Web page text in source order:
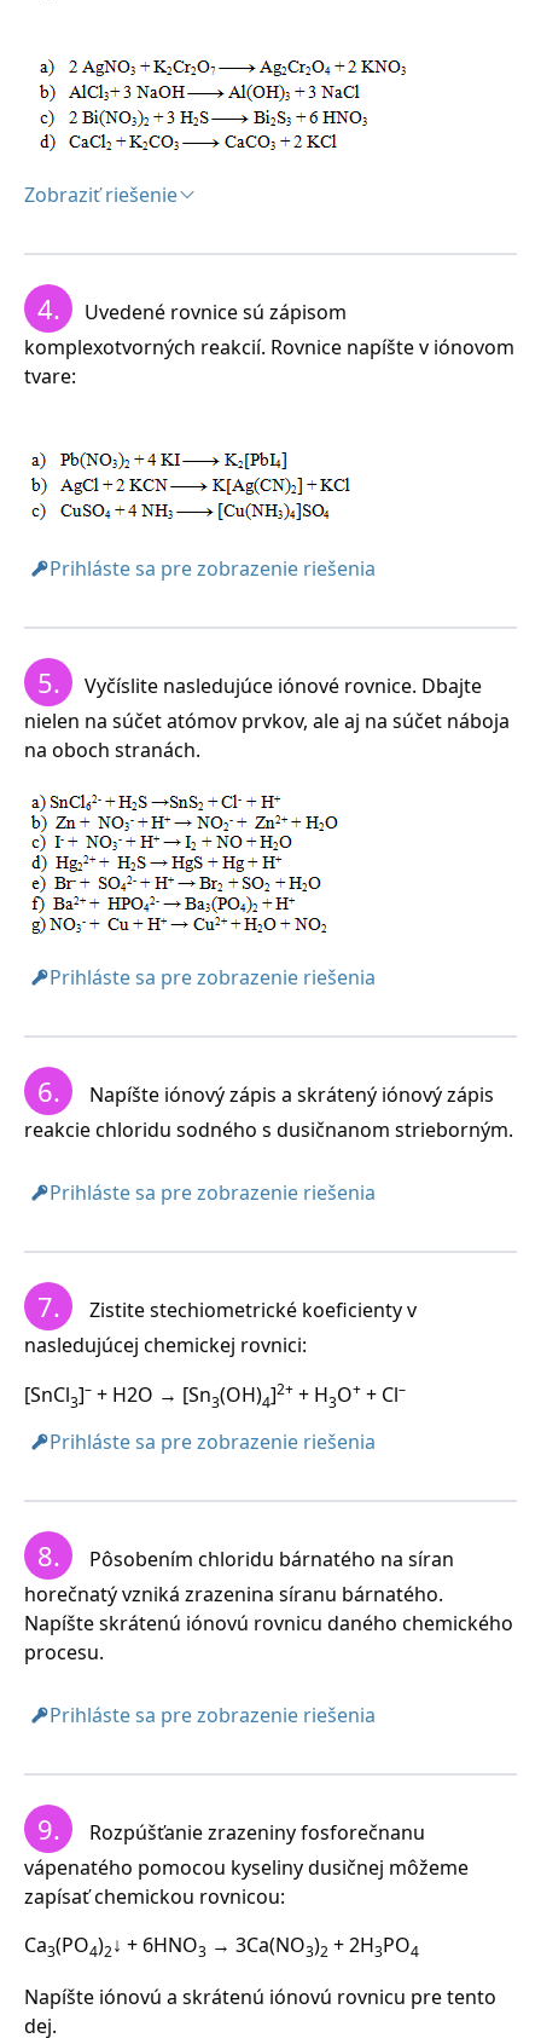
Výsledná rovnica:
Zobraziť riešenie
4.
Uvedené rovnice sú zápisom
komplexotvorných reakcií. Rovnice napíšte v iónovom
tvare:
Prihláste sa pre zobrazenie riešenia
5.
Vyčíslite nasledujúce iónové rovnice. Dbajte
nielen na súčet atómov prvkov, ale aj na súčet náboja
na oboch stranách.
Prihláste sa pre zobrazenie riešenia
6.
Napíšte iónový zápis a skrátený iónový zápis
reakcie chloridu sodného s dusičnanom strieborným.
Prihláste sa pre zobrazenie riešenia
7.
Zistite stechiometrické koeficienty v
nasledujúcej chemickej rovnici:
[SnCl3]– + H2O → [Sn3(OH)4]2+ + H3O+ + Cl–
Prihláste sa pre zobrazenie riešenia
8.
Pôsobením chloridu bárnatého na síran
horečnatý vzniká zrazenina síranu bárnatého.
Napíšte skrátenú iónovú rovnicu daného chemického
procesu.
Prihláste sa pre zobrazenie riešenia
9.
Rozpúšťanie zrazeniny fosforečnanu
vápenatého pomocou kyseliny dusičnej môžeme
zapísať chemickou rovnicou:
Ca3(PO4)2↓ + 6HNO3 → 3Ca(NO3)2 + 2H3PO4
Napíšte iónovú a skrátenú iónovú rovnicu pre tento
dej.